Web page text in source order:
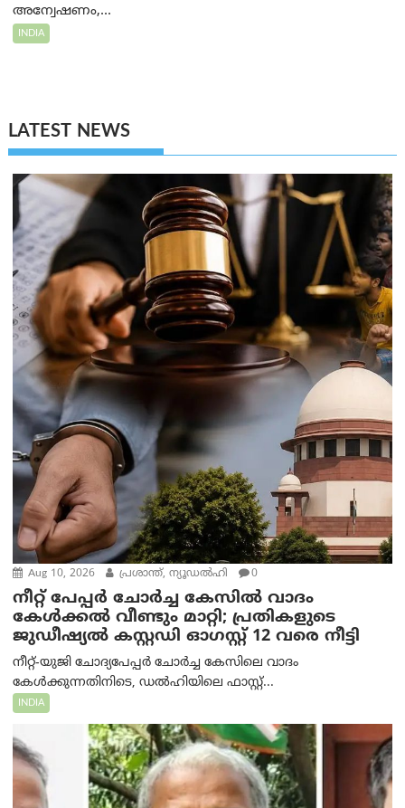
അന്വേഷണം,...
INDIA
LATEST NEWS
Aug 10, 2026 പ്രശാന്ത്, ന്യൂഡല്‍ഹി 0
നീറ്റ് പേപ്പർ ചോർച്ച കേസിൽ വാദം
കേൾക്കൽ വീണ്ടും മാറ്റി; പ്രതികളുടെ
ജുഡീഷ്യൽ കസ്റ്റഡി ഓഗസ്റ്റ് 12 വരെ നീട്ടി
നീറ്റ്-യുജി ചോദ്യപേപ്പർ ചോർച്ച കേസിലെ വാദം
കേൾക്കുന്നതിനിടെ, ഡൽഹിയിലെ ഫാസ്റ്റ്...
INDIA